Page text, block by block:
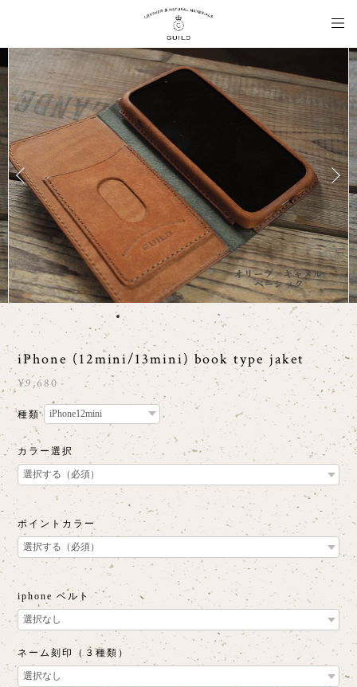
iPhone (12mini/13mini) book type jaket
¥9,680
種類
カラー選択
ポイントカラー
iphone ベルト
ネーム刻印（３種類）